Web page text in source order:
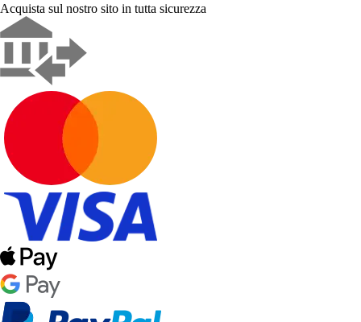
Acquista sul nostro sito in tutta sicurezza